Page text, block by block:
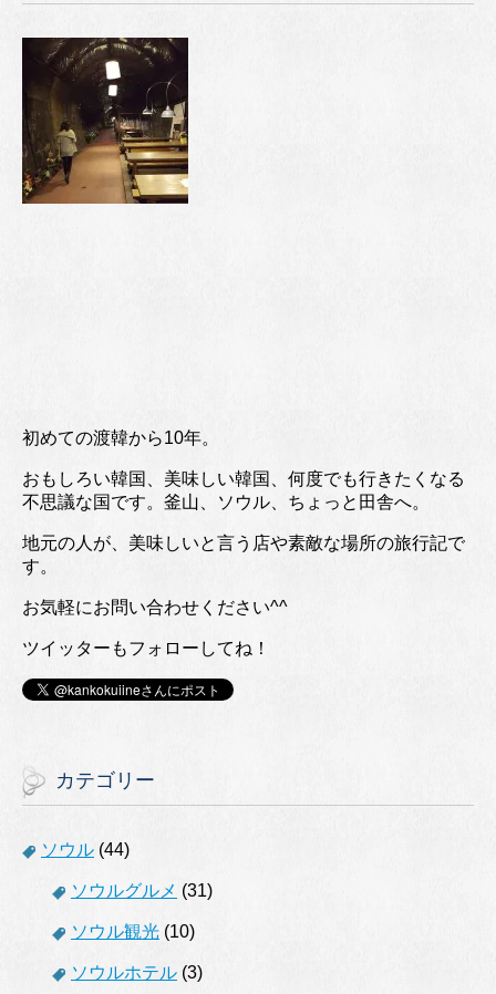
初めての渡韓から10年。
おもしろい韓国、美味しい韓国、何度でも行きたくなる
不思議な国です。釜山、ソウル、ちょっと田舎へ。
地元の人が、美味しいと言う店や素敵な場所の旅行記で
す。
お気軽にお問い合わせください^^
ツイッターもフォローしてね！
カテゴリー
ソウル (44)
ソウルグルメ (31)
ソウル観光 (10)
ソウルホテル (3)